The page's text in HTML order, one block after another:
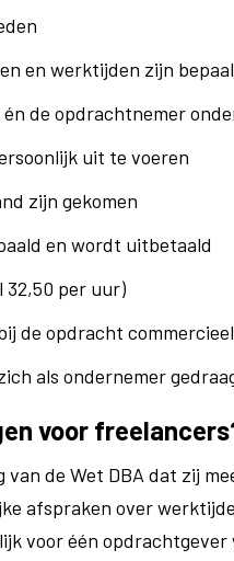
en werktijden zijn
de opdrachtnemer
uit te voeren
zijn gekomen
en wordt uitbetaald
32,50 per uur)
de opdracht
als ondernemer
voor
van de Wet DBA dat zij
afspraken over
voor één